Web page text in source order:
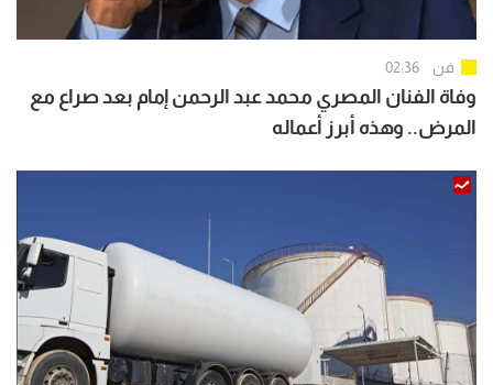
فن 02:36
وفاة الفنان المصري محمد عبد الرحمن إمام بعد صراع مع
المرض.. وهذه أبرز أعماله